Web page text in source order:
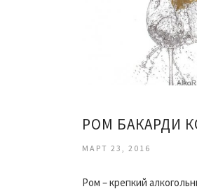
МАРТ 23, 2016
Ром – крепкий